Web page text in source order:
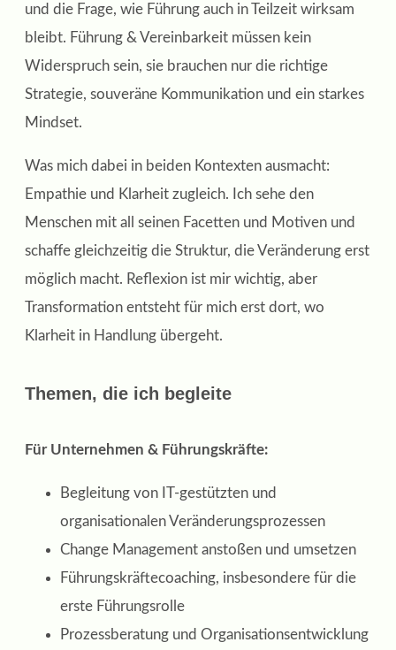
und die Frage, wie Führung auch in Teilzeit wirksam
bleibt. Führung & Vereinbarkeit müssen kein
Widerspruch sein, sie brauchen nur die richtige
Strategie, souveräne Kommunikation und ein starkes
Mindset.
Was mich dabei in beiden Kontexten ausmacht:
Empathie und Klarheit zugleich. Ich sehe den
Menschen mit all seinen Facetten und Motiven und
schaffe gleichzeitig die Struktur, die Veränderung erst
möglich macht. Reflexion ist mir wichtig, aber
Transformation entsteht für mich erst dort, wo
Klarheit in Handlung übergeht.
Themen, die ich begleite
Für Unternehmen & Führungskräfte:
Begleitung von IT-gestützten und
organisationalen Veränderungsprozessen
Change Management anstoßen und umsetzen
Führungskräftecoaching, insbesondere für die
erste Führungsrolle
Prozessberatung und Organisationsentwicklung